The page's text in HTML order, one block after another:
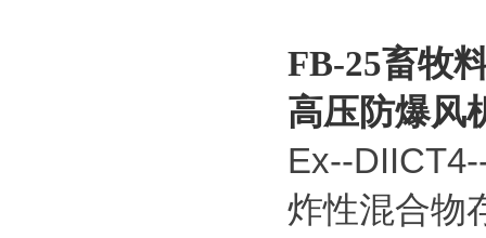
FB-25畜牧
高压防爆风
Ex--
炸性混合物